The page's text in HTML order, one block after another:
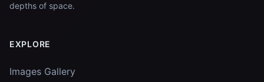
depths of space.
EXPLORE
Images Gallery